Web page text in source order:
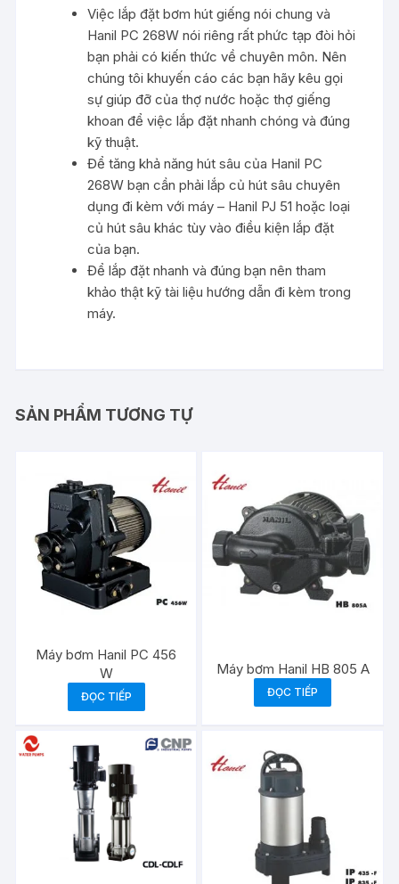
Việc lắp đặt bơm hút giếng nói chung và
Hanil PC 268W nói riêng rất phức tạp đòi hỏi
bạn phải có kiến thức về chuyên môn. Nên
chúng tôi khuyến cáo các bạn hãy kêu gọi
sự giúp đỡ của thợ nước hoặc thợ giếng
khoan để việc lắp đặt nhanh chóng và đúng
kỹ thuật.
Để tăng khả năng hút sâu của Hanil PC
268W bạn cần phải lắp củ hút sâu chuyên
dụng đi kèm với máy – Hanil PJ 51 hoặc loại
củ hút sâu khác tùy vào điều kiện lắp đặt
của bạn.
Để lắp đặt nhanh và đúng bạn nên tham
khảo thật kỹ tài liệu hướng dẫn đi kèm trong
máy.
SẢN PHẨM TƯƠNG TỰ
Máy bơm Hanil PC 456
W
ĐỌC TIẾP
Máy bơm Hanil HB 805 A
ĐỌC TIẾP